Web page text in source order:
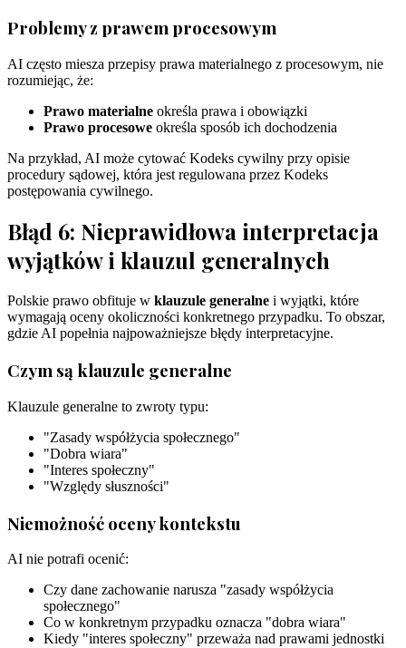
Problemy z prawem procesowym
AI często miesza przepisy prawa materialnego z procesowym, nie
rozumiejąc, że:
Prawo materialne określa prawa i obowiązki
Prawo procesowe określa sposób ich dochodzenia
Na przykład, AI może cytować Kodeks cywilny przy opisie
procedury sądowej, która jest regulowana przez Kodeks
postępowania cywilnego.
Błąd 6: Nieprawidłowa interpretacja
wyjątków i klauzul generalnych
Polskie prawo obfituje w klauzule generalne i wyjątki, które
wymagają oceny okoliczności konkretnego przypadku. To obszar,
gdzie AI popełnia najpoważniejsze błędy interpretacyjne.
Czym są klauzule generalne
Klauzule generalne to zwroty typu:
"Zasady współżycia społecznego"
"Dobra wiara"
"Interes społeczny"
"Względy słuszności"
Niemożność oceny kontekstu
AI nie potrafi ocenić:
Czy dane zachowanie narusza "zasady współżycia
społecznego"
Co w konkretnym przypadku oznacza "dobra wiara"
Kiedy "interes społeczny" przeważa nad prawami jednostki